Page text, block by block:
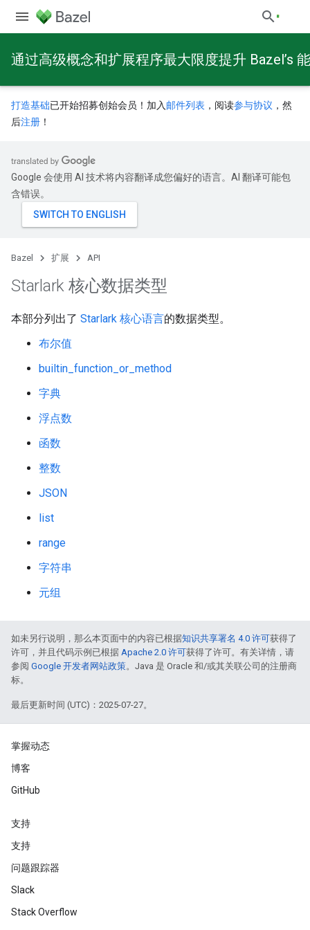
通过高级概念和扩展程序最大限度提升 Bazel’s
打造基础已开始招募创始会员！加入 邮件列表 ，阅读参与协议 ，然
后注册 ！
Google 会使用 AI 技术将内容翻译成您偏好的语言。AI 翻译可能包
含错误。
Bazel 扩展 API
Starlark 核心数据类型
本部分列出了 Starlark 核心语言的数据类型。
布尔值
builtin_function_or_method
字典
浮点数
函数
整数
JSON
list
range
字符串
元组
如未另行说明，那么本页面中的内容已根据知识共享署名 4.0 许可获得了
许可，并且代码示例已根据 Apache 2.0 许可获得了许可。有关详情，请
参阅 Google 开发者网站政策。Java 是 Oracle 和/或其关联公司的注册商
标。
最后更新时间 (UTC)：2025-07-27。
掌握动态
博客
GitHub
支持
支持
问题跟踪器
Slack
Stack Overflow